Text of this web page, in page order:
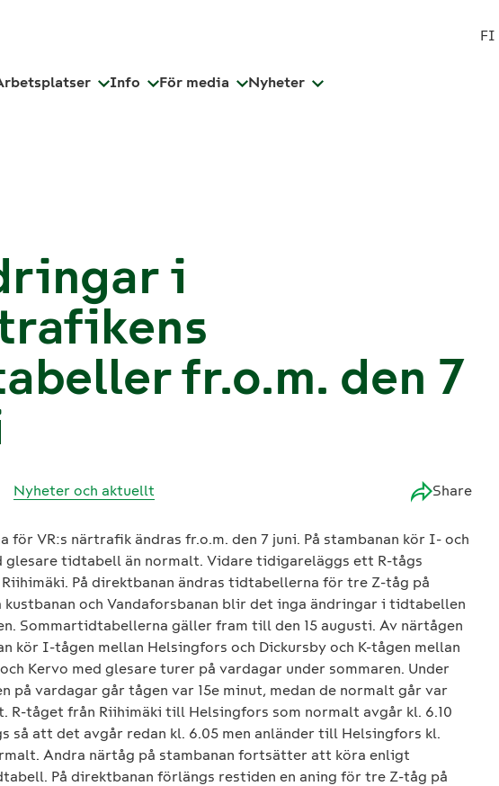
FI
Info För media Nyheter
i
fr.o.m. den 7
Nyheter och aktuellt Share
för VR:s närtrafik ändras fr.o.m. den 7 juni. På stambanan kör I- och
glesare tidtabell än normalt. Vidare tidigareläggs ett R-tågs
På direktbanan ändras tidtabellerna för tre Z-tåg på
kustbanan och Vandaforsbanan blir det inga ändringar i tidtabellen
Sommartidtabellerna gäller fram till den 15 augusti. Av närtågen
kör I-tågen mellan Helsingfors och Dickursby och K-tågen mellan
Kervo med glesare turer på vardagar under sommaren. Under
på vardagar går tågen var 15e minut, medan de normalt går var
R-tåget från Riihimäki till Helsingfors som normalt avgår kl. 6.10
så att det avgår redan kl. 6.05 men anländer till Helsingfors kl.
Andra närtåg på stambanan fortsätter att köra enligt
På direktbanan förlängs restiden en aning för tre Z-tåg på